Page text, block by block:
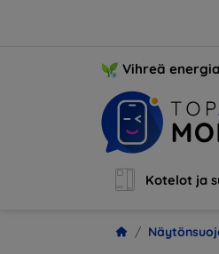
Vihreä energia
Kotelot ja